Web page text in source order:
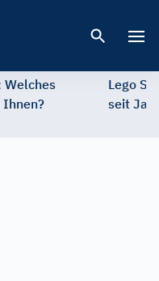
Welches
Lego
seit